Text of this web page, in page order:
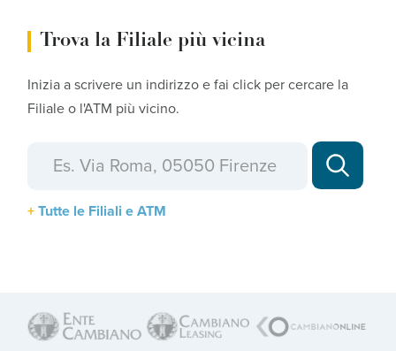
Trova la Filiale più vicina
Inizia a scrivere un indirizzo e fai click per cercare la
Filiale o l'ATM più vicino.
Tutte le Filiali e ATM